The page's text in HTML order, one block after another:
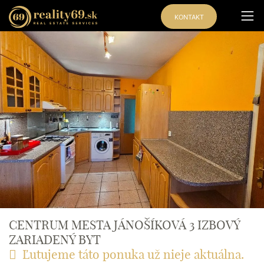
KONTAKT
CENTRUM MESTA JÁNOŠÍKOVÁ 3 IZBOVÝ
ZARIADENÝ BYT
Ľutujeme táto ponuka už nieje aktuálna.